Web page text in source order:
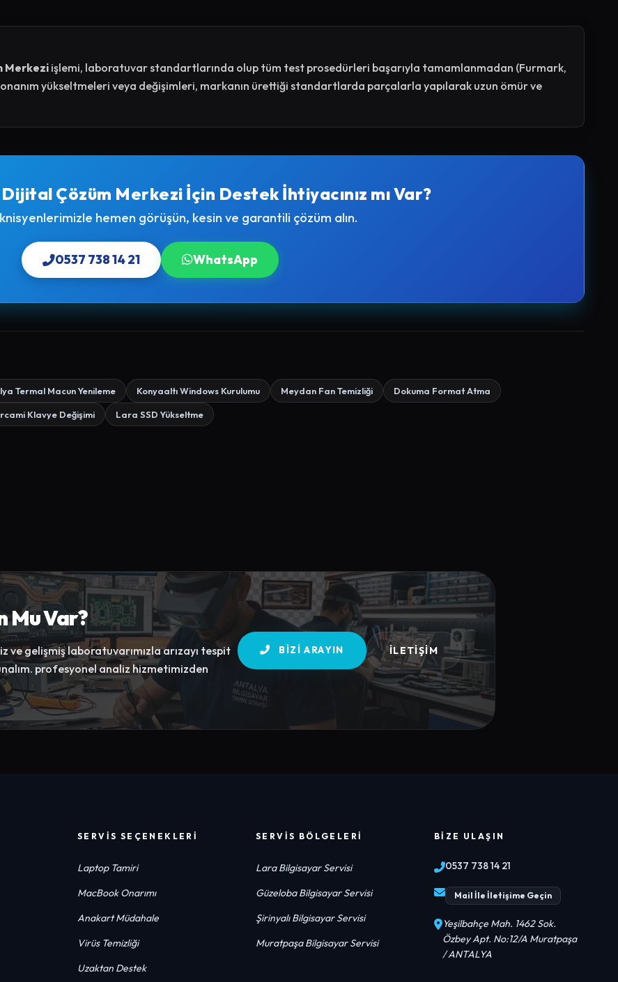
Merkezi işlemi, laboratuvar standartlarında olup tüm test prosedürleri başarıyla tamamlanmadan (Furmark,
yükseltmeleri veya değişimleri, markanın ürettiği standartlarda parçalarla yapılarak uzun ömür ve
Çözüm Merkezi İçin Destek İhtiyacınız mı Var?
hemen görüşün, kesin ve garantili çözüm alın.
0537 738 14 21 WhatsApp
Termal Macun Yenileme Konyaaltı Windows Kurulumu Meydan Fan Temizliği Dokuma Format Atma
Klavye Değişimi Lara SSD Yükseltme
Mu Var?
ve gelişmiş laboratuvarımızla arızayı tespit
profesyonel analiz hizmetimizden
BIZI ARAYIN İLETIŞIM
SERVIS SEÇENEKLERI
Laptop Tamiri
MacBook Onarımı
Anakart Müdahale
Virüs Temizliği
Uzaktan Destek
SERVIS BÖLGELERI
Lara Bilgisayar Servisi
Güzeloba Bilgisayar Servisi
Şirinyalı Bilgisayar Servisi
Muratpaşa Bilgisayar Servisi
BIZE ULAŞIN
0537 738 14 21
Mail İle İletişime Geçin
Yeşilbahçe Mah. 1462 Sok.
Özbey Apt. No:12/A Muratpaşa
/ ANTALYA